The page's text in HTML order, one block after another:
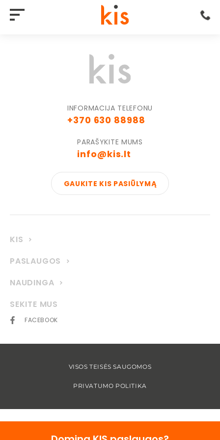
INFORMACIJA TELEFONU
+370 630 88988
PARAŠYKITE MUMS
info@kis.lt
GAUKITE KIS PASIŪLYMĄ
KIS
PASLAUGOS
NAUDINGA
SEKITE MUS
FACEBOOK
VISOS TEISĖS SAUGOMOS
PRIVATUMO POLITIKA